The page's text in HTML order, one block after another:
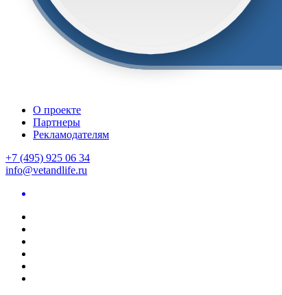
О проекте
Партнеры
Рекламодателям
+7 (495) 925 06 34
info@vetandlife.ru